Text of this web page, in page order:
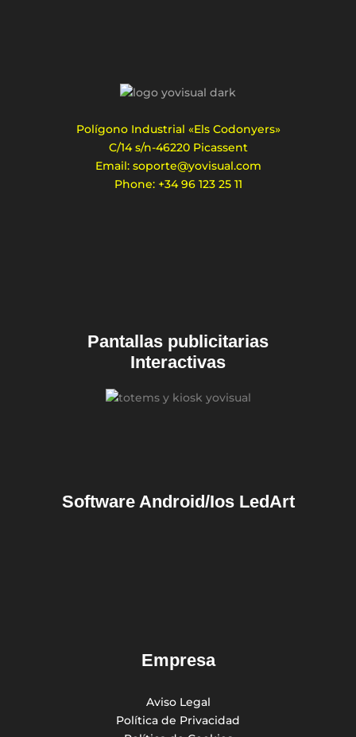
Polígono Industrial «Els Codonyers»
C/14 s/n-46220 Picassent
Email: soporte@yovisual.com
Phone: +34 96 123 25 11
Pantallas publicitarias
Interactivas
Software Android/Ios LedArt
Empresa
Aviso Legal
Política de Privacidad